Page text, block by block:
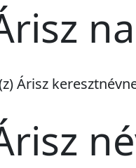
Árisz